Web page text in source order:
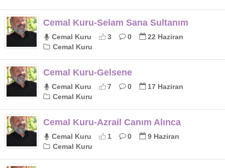
Cemal Kuru-Selam Sana Sultanım
Cemal Kuru 3 0
22 Haziran
Cemal Kuru
Cemal Kuru-Gelsene
Cemal Kuru 7 0
17 Haziran
Cemal Kuru
Cemal Kuru-Azrail Canım Alınca
Cemal Kuru 1 0
9 Haziran
Cemal Kuru